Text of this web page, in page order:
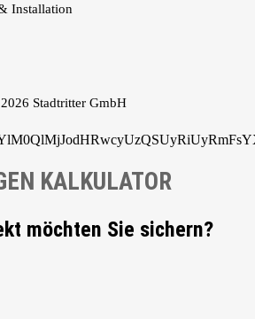
Installation
Stadtritter GmbH
KALKULATOR
möchten Sie sichern?